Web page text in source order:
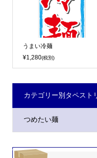
うまい冷麺
¥1,280(税別)
カテゴリー別タペスト
つめたい麺